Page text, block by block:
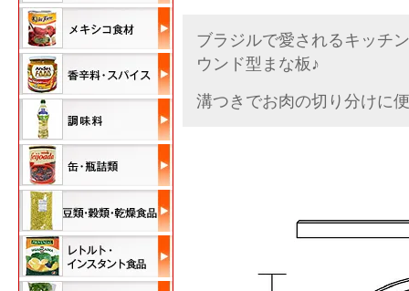
ブラジルで愛されるキッチ
ウンド型まな板♪
溝つきでお肉の切り分けに